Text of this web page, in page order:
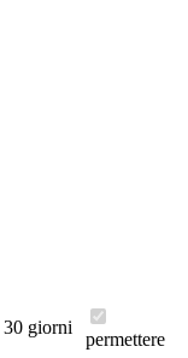
30 giorni
permettere